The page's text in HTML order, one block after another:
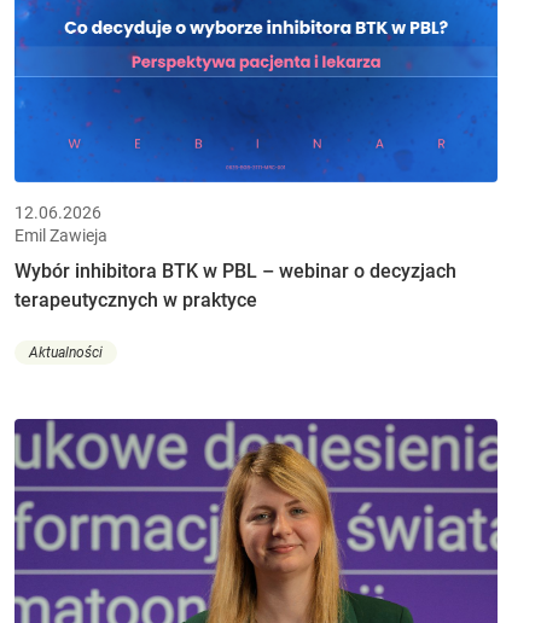
12.06.2026
Emil Zawieja
Wybór inhibitora BTK w PBL – webinar o decyzjach
terapeutycznych w praktyce
Aktualności